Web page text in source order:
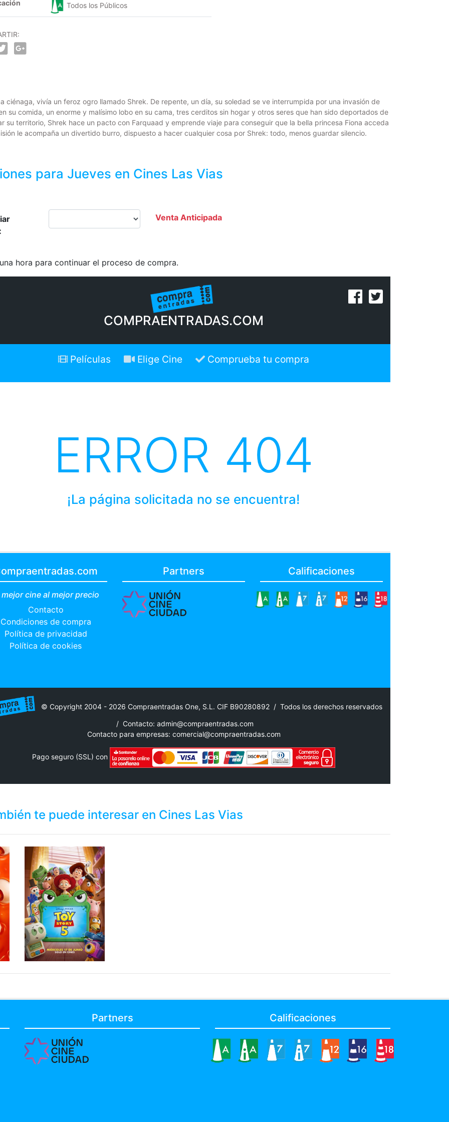
Todos los Públicos
ciénaga, vivía un feroz ogro llamado Shrek. De repente, un día, su soledad se ve interrumpida por una invasión de
su comida, un enorme y malísimo lobo en su cama, tres cerditos sin hogar y otros seres que han sido deportados de
su territorio, Shrek hace un pacto con Farquaad y emprende viaje para conseguir que la bella princesa Fiona acceda
le acompaña un divertido burro, dispuesto a hacer cualquier cosa por Shrek: todo, menos guardar silencio.
para Jueves en Cines Las Vias
Venta Anticipada
hora para continuar el proceso de compra.
COMPRAENTRADAS.COM
Películas Elige Cine Comprueba tu compra
ERROR 404
¡La página solicitada no se encuentra!
mejor cine al mejor precio
Contacto
Condiciones de compra
Política de privacidad
Política de cookies
Partners Calificaciones
© Copyright 2004 - 2026 Compraentradas One, S.L. CIF B90280892 / Todos los derechos reservados
/ Contacto: admin@compraentradas.com
Contacto para empresas: comercial@compraentradas.com
Pago seguro (SSL) con
te puede interesar en Cines Las Vias
Partners Calificaciones